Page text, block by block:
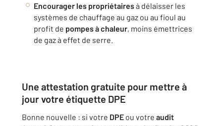
Encourager les propriétairesà délaisser les
systèmes de chauffage au gaz ou au fioul au
profit de pompes à chaleur, moins émettrices
de gaz à effet de serre.
Une attestation gratuite pour mettre à
jour votre étiquette DPE
Bonne nouvelle : si votre DPE ou votre audit